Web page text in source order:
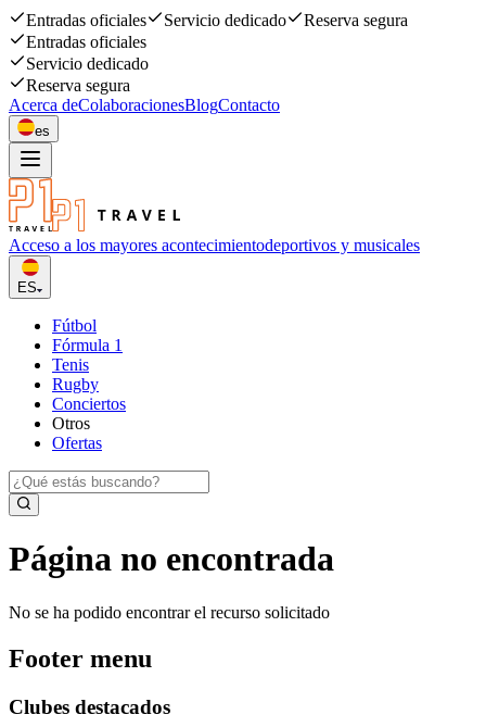
Entradas oficiales Servicio dedicado
Reserva segura
Entradas oficiales
Servicio dedicado
Reserva segura
Acerca deColaboracionesBlogContacto
es
Acceso a los mayores acontecimientodeportivos y musicales
ES
Fútbol
Fórmula 1
Tenis
Rugby
Conciertos
Otros
Ofertas
Página no encontrada
No se ha podido encontrar el recurso solicitado
Footer menu
Clubes destacados